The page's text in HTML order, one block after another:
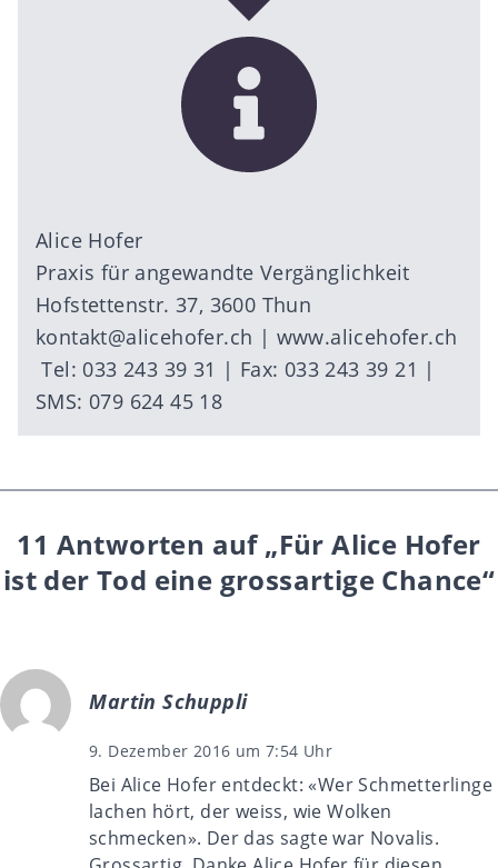
Alice Hofer
Praxis für angewandte Vergänglichkeit
Hofstettenstr. 37, 3600 Thun
kontakt@alicehofer.ch | www.alicehofer.ch
Tel: 033 243 39 31 | Fax: 033 243 39 21 |
SMS: 079 624 45 18
11 Antworten auf „Für Alice Hofer
ist der Tod eine grossartige Chance“
Martin Schuppli
9. Dezember 2016 um 7:54 Uhr
Bei Alice Hofer entdeckt: «Wer Schmetterlinge
lachen hört, der weiss, wie Wolken
schmecken». Der das sagte war Novalis.